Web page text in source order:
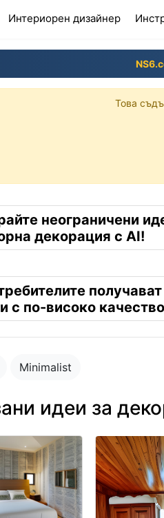
Интериорен дизайнер(current)
Това
неограничени
декорация с AI!
получават
с по-високо качество
Minimalist
идеи за